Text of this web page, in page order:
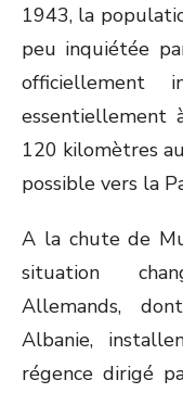
1943, la
peu inquiétée
officiellement
essentiellement
120 kilomètres
possible vers la
A la chute de
situation
Allemands,
Albanie,
régence dirigé